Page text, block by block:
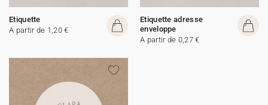
Etiquette
A partir de 1,20 €
Etiquette adresse
enveloppe
A partir de 0,27 €